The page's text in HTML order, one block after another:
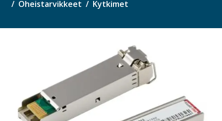
Oheistarvikkeet Kytkimet